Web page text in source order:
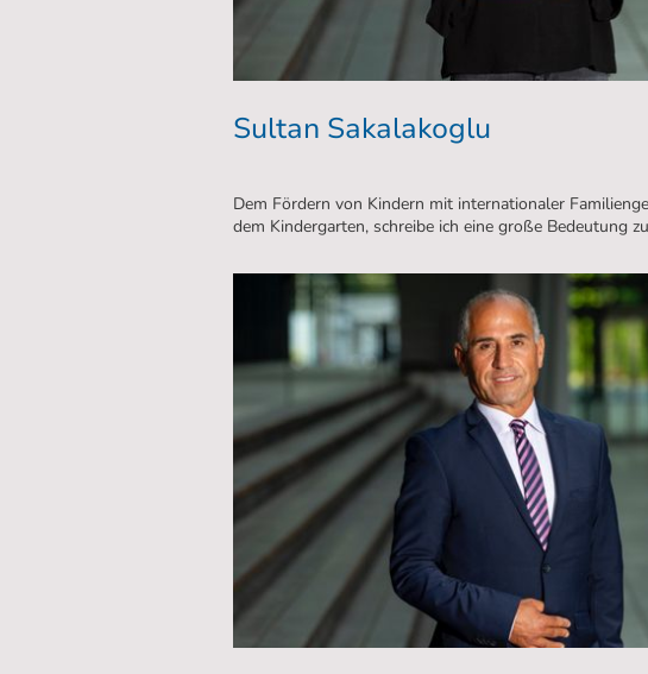
Sultan Sakalakoglu
Dem Fördern von Kindern mit internationaler
dem Kindergarten, schreibe ich eine große Bedeutung